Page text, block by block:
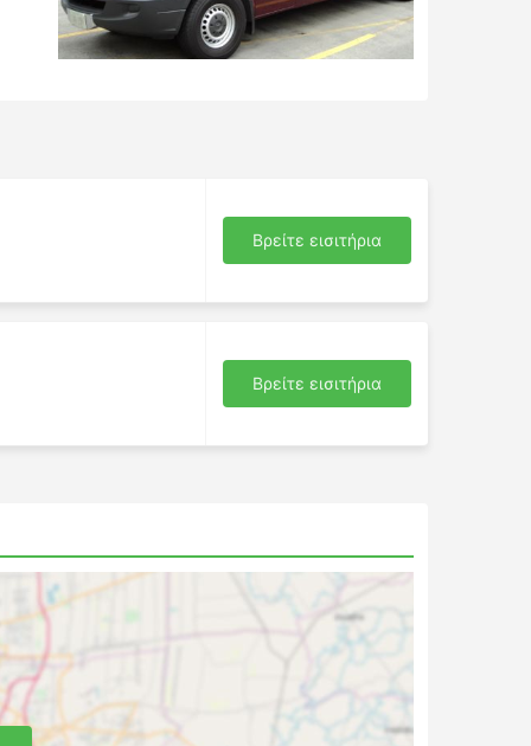
Βρείτε εισιτήρια
Βρείτε εισιτήρια